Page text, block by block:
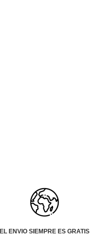
EL ENVIO SIEMPRE ES GRATIS